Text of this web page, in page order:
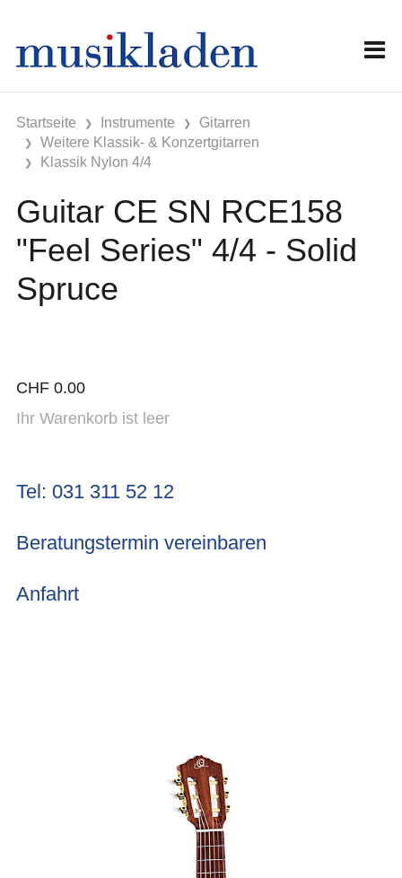
Startseite Instrumente
Gitarren
Weitere Klassik- & Konzertgitarren
Klassik Nylon 4/4
Guitar CE SN RCE158
"Feel Series" 4/4 - Solid
Spruce
CHF 0.00
Ihr Warenkorb ist leer
Tel: 031 311 52 12
Beratungstermin vereinbaren
Anfahrt